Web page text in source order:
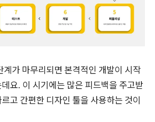
계가 마무리되면 본격적인 개발이 시작
요. 이 시기에는 많은 피드백을 주고받
고 간편한 디자인 툴을 사용하는 것이